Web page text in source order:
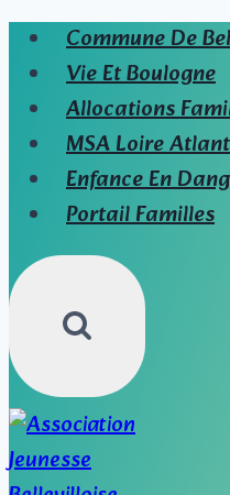
Aller
au
contenu
Commune De
Vie Et Boulogne
Allocations
MSA Loire
Enfance En
Portail Familles